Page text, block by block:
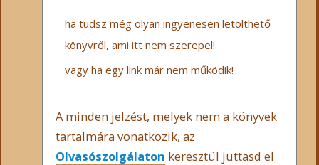
ha tudsz még olyan ingyenesen letölthető
könyvről, ami itt nem szerepel!
vagy ha egy link már nem működik!
A minden jelzést, melyek nem a könyvek
tartalmára vonatkozik, az
Olvasószolgálaton keresztül juttasd el